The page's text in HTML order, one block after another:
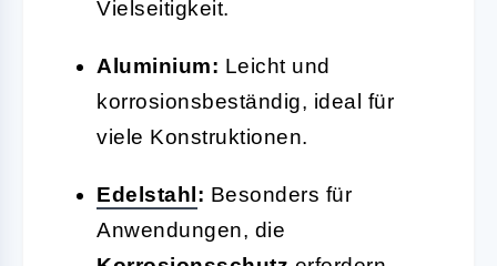
Vielseitigkeit.
Aluminium: Leicht und
korrosionsbeständig, ideal für
viele Konstruktionen.
Edelstahl: Besonders für
Anwendungen, die